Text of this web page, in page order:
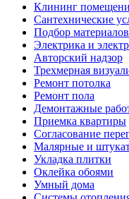
Клининг
Сантехнические
Подбор материалов
Электрика и
Авторский надзор
Трехмерная
Ремонт потолка
Ремонт пола
Демонтажные
Приемка квартиры
Согласование
Малярные и
Укладка плитки
Оклейка обоями
Умный дома